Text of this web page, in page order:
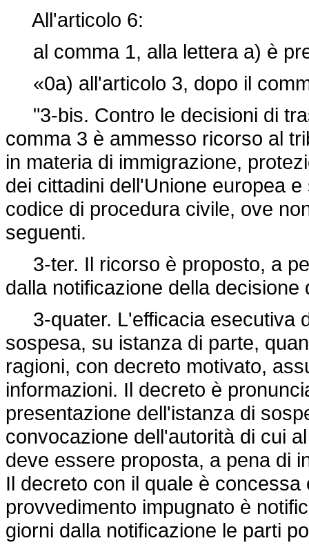
All'articolo 6:
al comma 1, alla lettera a) è
«0a) all'articolo 3, dopo il
"3-bis. Contro le decisioni di
comma 3 è ammesso ricorso al
in materia di immigrazione,
dei cittadini dell'Unione europea
codice di procedura civile, ove
seguenti.
3-ter. Il ricorso è proposto, a
dalla notificazione della decisione
3-quater. L'efficacia esecutiva
sospesa, su istanza di parte,
ragioni, con decreto motivato,
informazioni. Il decreto è
presentazione dell'istanza di
convocazione dell'autorità di cui
deve essere proposta, a pena di
Il decreto con il quale è
provvedimento impugnato è
giorni dalla notificazione le parti